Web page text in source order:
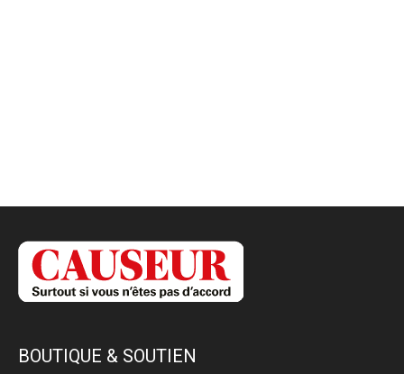
BOUTIQUE & SOUTIEN